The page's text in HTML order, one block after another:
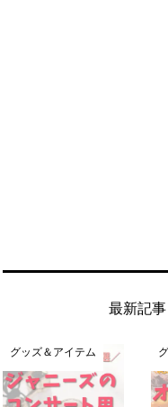
最新記事
グッズ＆アイテム